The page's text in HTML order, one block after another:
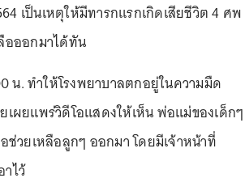
เป็นเหตุให้มีทารกแรกเกิดเสียชีวิต 4 ศพ
อออกมาได้ทัน
น. ทำให้โรงพยาบาลตกอยู่ในความมืด
ผยแพร่วิดีโอแสดงให้เห็น พ่อแม่ของเด็กๆ
ช่วยเหลือลูกๆ ออกมา โดยมีเจ้าหน้าที่
ไว้